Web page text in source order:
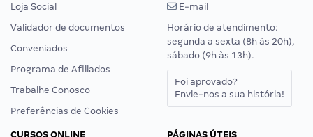
Loja Social
Validador de documentos
Conveniados
Programa de Afiliados
Trabalhe Conosco
Preferências de Cookies
E-mail
Horário de atendimento:
segunda a sexta (8h às 20h),
sábado (9h às 13h).
Foi aprovado?
Envie-nos a sua história!
CURSOS ONLINE
PÁGINAS ÚTEIS